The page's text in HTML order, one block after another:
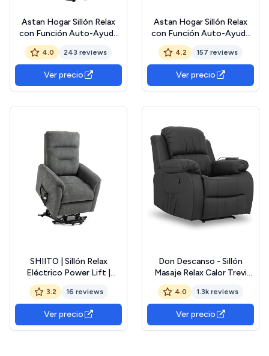
Astan Hogar Sillón Relax
con Función Auto-Ayuda
(Levanta Personas),
Reclinación Eléctrica,
Masaje Y Termoterapia,
Modelo Ramón AH-
AR30920AR
4.0 243 reviews
Ver precio
Astan Hogar Sillón Relax
con Función Auto-Ayuda
(Levanta Personas),
Reclinación Eléctrica,
Tapizado en Tela, Modelo
Premium Plus AH-
AR30630CH
4.2 157 reviews
Ver precio
SHIITO | Sillón Relax
Eléctrico Power Lift |
Máximo Relax y Comodidad
| Modelo Argos - Gris | 110 x
92 x 78 cm
3.2 16 reviews
Ver precio
Don Descanso - Sillón
Masaje Relax Calor Trevi
Negro Reclinable 160º con
8 Motores Silenciosos,
Calor Lumbar, Sist. Masaje
4 Zonas y Acabado en PU
Anti-Cuarteo [Incluye
4.0 1.3k reviews
Ver precio